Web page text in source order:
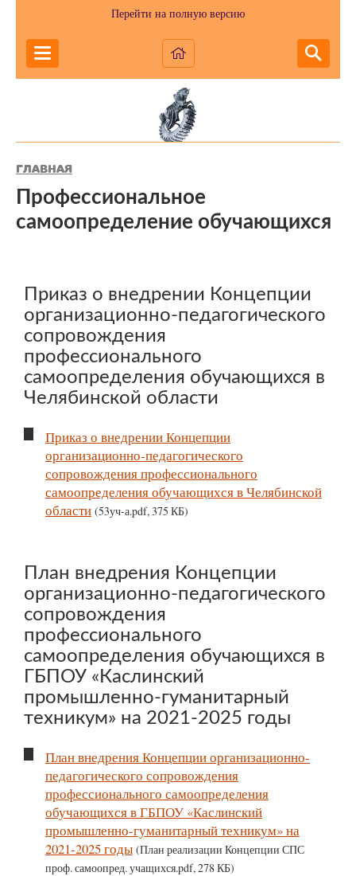
Перейти на полную версию
Главная
Профессиональное
самоопределение обучающихся
Приказ о внедрении Концепции
организационно-педагогического
сопровождения
профессионального
самоопределения обучающихся в
Челябинской области
Приказ о внедрении Концепции
организационно-педагогического
сопровождения профессионального
самоопределения обучающихся в Челябинской
области (53уч-а.pdf, 375 КБ)
План внедрения Концепции
организационно-педагогического
сопровождения
профессионального
самоопределения обучающихся в
ГБПОУ «Каслинский
промышленно-гуманитарный
техникум» на 2021-2025 годы
План внедрения Концепции организационно-
педагогического сопровождения
профессионального самоопределения
обучающихся в ГБПОУ «Каслинский
промышленно-гуманитарный техникум» на
2021-2025 годы (План реализации Концепции СПС
проф. самоопред. учащихся.pdf, 278 КБ)